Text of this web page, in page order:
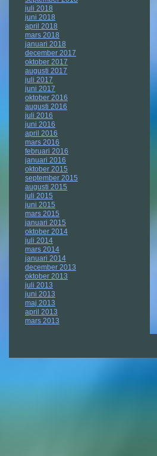
juli 2018
juni 2018
april 2018
mars 2018
januari 2018
december 2017
oktober 2017
augusti 2017
juli 2017
juni 2017
oktober 2016
augusti 2016
juli 2016
juni 2016
april 2016
mars 2016
februari 2016
januari 2016
oktober 2015
september 2015
augusti 2015
juli 2015
juni 2015
mars 2015
januari 2015
oktober 2014
juli 2014
mars 2014
januari 2014
december 2013
oktober 2013
juli 2013
juni 2013
maj 2013
april 2013
mars 2013